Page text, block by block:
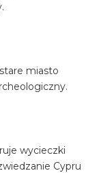
miasto
wycieczki
Cypru